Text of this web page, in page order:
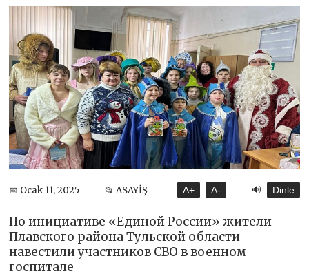
📅 Ocak 11, 2025 📂 ASAYİŞ A+ A- 🔊 Dinle
По инициативе «Единой России» жители
Плавского района Тульской области
навестили участников СВО в военном
госпитале